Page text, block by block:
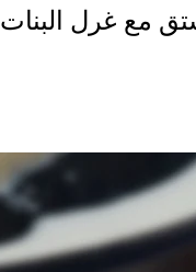
مع غرل البنات